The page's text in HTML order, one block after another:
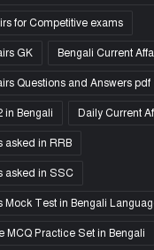
for Competitive exams
GK Bengali Current
Questions and Answers pdf
in Bengali Daily Current
asked in RRB
asked in SSC
Mock Test in Bengali
MCQ Practice Set in Bengali